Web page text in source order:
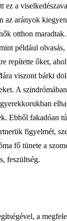
ez a
az arányok
otthon
például
repítette őket,
viszont bárki
A
Ebből fakadóan
figyelmét,
fő tünete a
feszültség.
a